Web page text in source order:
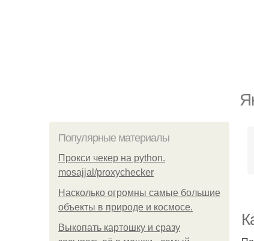
Популярные материалы
Прокси чекер на python.
mosajjal/proxychecker
Насколько огромны самые большие
объекты в природе и космосе.
Выкопать картошку и сразу